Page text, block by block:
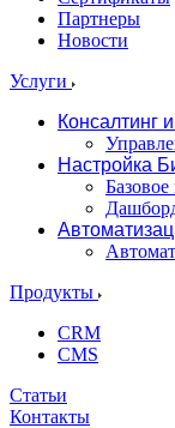
Партнеры
Новости
Услуги
Консалтинг
Настройка
Продукты
CRM
CMS
Статьи
Контакты